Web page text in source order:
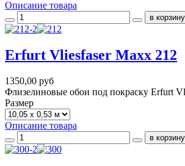
Описание товара
Erfurt Vliesfaser Maxx 212
1350,00 руб
Флизелиновые обои под покраску Erfurt
Размер
Описание товара